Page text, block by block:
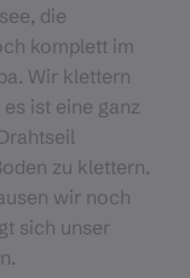
die
komplett im
Wir klettern
ist eine ganz
zu klettern.
wir noch
sich unser